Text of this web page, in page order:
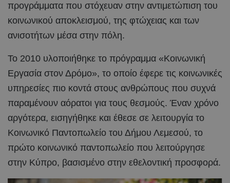
προγράμματα που στόχευαν στην αντιμετώπιση του
κοινωνικού αποκλεισμού, της φτώχειας και των
ανισοτήτων μέσα στην πόλη.
Το 2010 υλοποιήθηκε το πρόγραμμα «Κοινωνική
Εργασία στον Δρόμο», το οποίο έφερε τις κοινωνικές
υπηρεσίες πιο κοντά στους ανθρώπους που συχνά
παραμένουν αόρατοι για τους θεσμούς. Έναν χρόνο
αργότερα, εισηγήθηκε και έθεσε σε λειτουργία το
Κοινωνικό Παντοπωλείο του Δήμου Λεμεσού, το
πρώτο κοινωνικό παντοπωλείο που λειτούργησε
στην Κύπρο, βασισμένο στην εθελοντική προσφορά.